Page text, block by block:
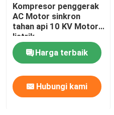
Kompresor penggerak
AC Motor sinkron
tahan api 10 KV Motor
listrik
Harga terbaik
Hubungi kami